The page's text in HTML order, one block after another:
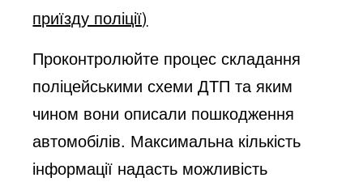
приїзду поліції)
Проконтролюйте процес складання
поліцейськими схеми ДТП та яким
чином вони описали пошкодження
автомобілів. Максимальна кількість
інформації надасть можливість